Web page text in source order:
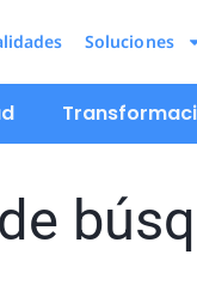
Soluciones